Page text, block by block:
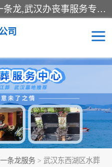
湖北殡仪一条龙,武汉殡葬一条龙,武汉办丧事服务专理红白佛事、病人临终关怀、医院或家中老人去世穿寿衣、灵车遗体接运、殡仪馆告别厅预约、办理火葬场手续、民俗丧事策划、遗体告别仪式、民俗礼仪服务、殡葬礼仪策划、陵园墓位导购、寺庙塔位择吉、往生功德策划、民俗功德策划、异地殡葬礼仪服务、异地骨灰接送返乡
司
条龙服务 > 武汉东西湖区水葬
江葬一条龙服务
仙鹤湖湿地公园
万福净土陵园
石门峰人文纪念园